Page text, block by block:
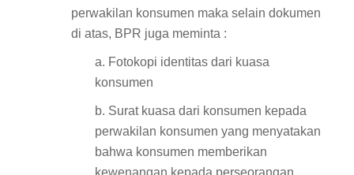
perwakilan konsumen maka selain dokumen
di atas, BPR juga meminta :
a. Fotokopi identitas dari kuasa
konsumen
b. Surat kuasa dari konsumen kepada
perwakilan konsumen yang menyatakan
bahwa konsumen memberikan
kewenangan kepada perseorangan,